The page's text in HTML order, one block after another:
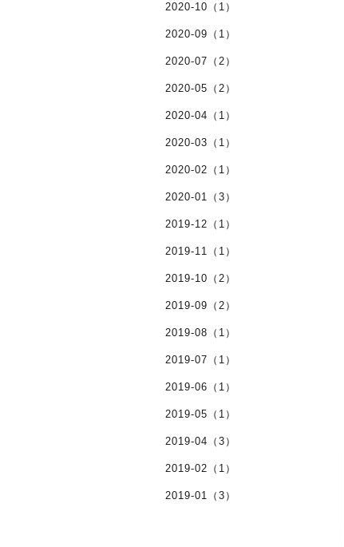
2020-10（1）
2020-09（1）
2020-07（2）
2020-05（2）
2020-04（1）
2020-03（1）
2020-02（1）
2020-01（3）
2019-12（1）
2019-11（1）
2019-10（2）
2019-09（2）
2019-08（1）
2019-07（1）
2019-06（1）
2019-05（1）
2019-04（3）
2019-02（1）
2019-01（3）